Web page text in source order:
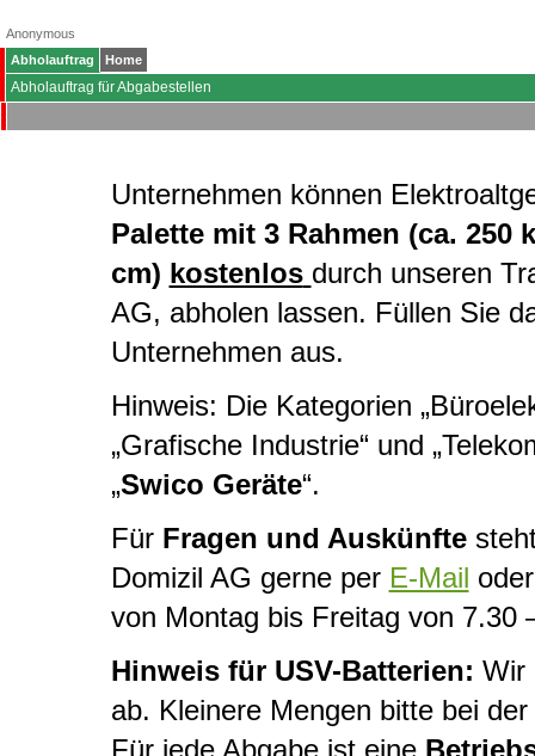
Anonymous
Abholauftrag
Home
Abholauftrag für Abgabestellen
Unternehmen können
Palette mit 3 Rahmen (ca. 250
cm) kostenlos durch unseren
AG, abholen lassen. Füllen Sie
Unternehmen aus.
Hinweis: Die Kategorien
„Grafische Industrie“ und
„Swico Geräte“.
Für Fragen und Auskünfte
Domizil AG gerne per E-Mail
von Montag bis Freitag von 7.30
Hinweis für USV-Batterien: Wir
ab. Kleinere Mengen bitte bei
Für jede Abgabe ist eine